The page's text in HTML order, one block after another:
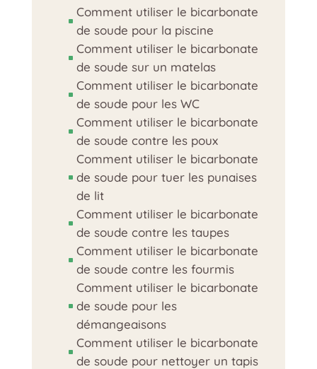
^
Comment utiliser le bicarbonate
de soude pour la piscine
^
Comment utiliser le bicarbonate
de soude sur un matelas
^
Comment utiliser le bicarbonate
de soude pour les WC
^
Comment utiliser le bicarbonate
de soude contre les poux
^
Comment utiliser le bicarbonate
de soude pour tuer les punaises
de lit
^
Comment utiliser le bicarbonate
de soude contre les taupes
^
Comment utiliser le bicarbonate
de soude contre les fourmis
^
Comment utiliser le bicarbonate
de soude pour les
démangeaisons
^
Comment utiliser le bicarbonate
de soude pour nettoyer un tapis